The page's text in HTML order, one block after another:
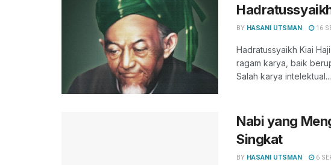
BY HASANI UTSMAN 16
Hadratussyaikh Kiai
ragam karya, baik
Salah karya intelektual...
Nabi yang
Singkat
BY HASANI UTSMAN 6